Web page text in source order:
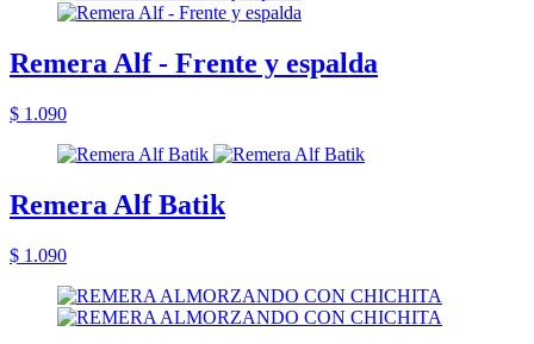
Remera Alf - Frente y espalda
$ 1.090
Remera Alf Batik
$ 1.090